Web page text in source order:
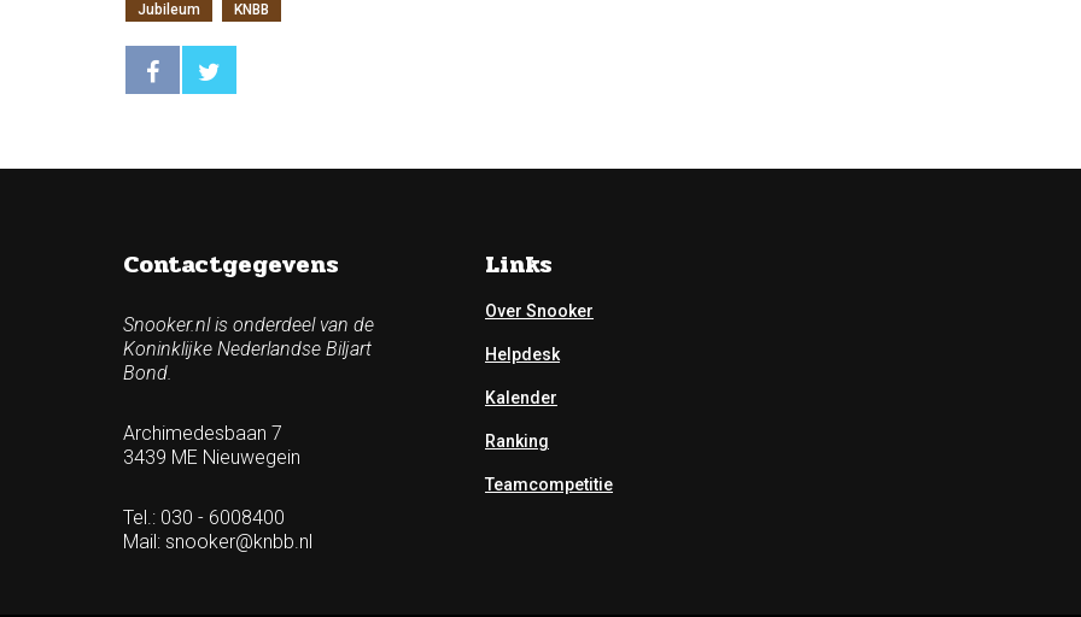
Jubileum KNBB
Contactgegevens
Snooker.nl is onderdeel van de
Koninklijke Nederlandse Biljart
Bond.
Archimedesbaan 7
3439 ME Nieuwegein
Tel.: 030 - 6008400
Mail: snooker@knbb.nl
Links
Over Snooker
Helpdesk
Kalender
Ranking
Teamcompetitie